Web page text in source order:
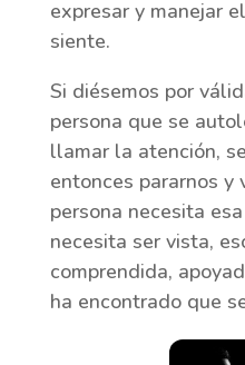
expresar y manejar
siente.
Si diésemos por
persona que se
llamar la atención,
entonces pararnos y
persona necesita
necesita ser vista,
comprendida,
ha encontrado que